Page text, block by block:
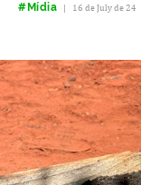
#Mídia | 16 de July de 24